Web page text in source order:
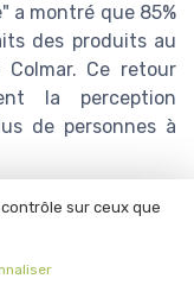
a montré que 85%
des produits au
Colmar. Ce retour
la perception
de personnes à
sur ceux que